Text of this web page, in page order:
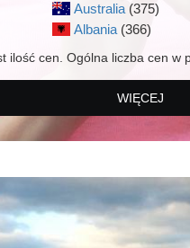
Australia (375)
Albania (366)
ilość cen. Ogólna liczba cen w
WIĘCEJ